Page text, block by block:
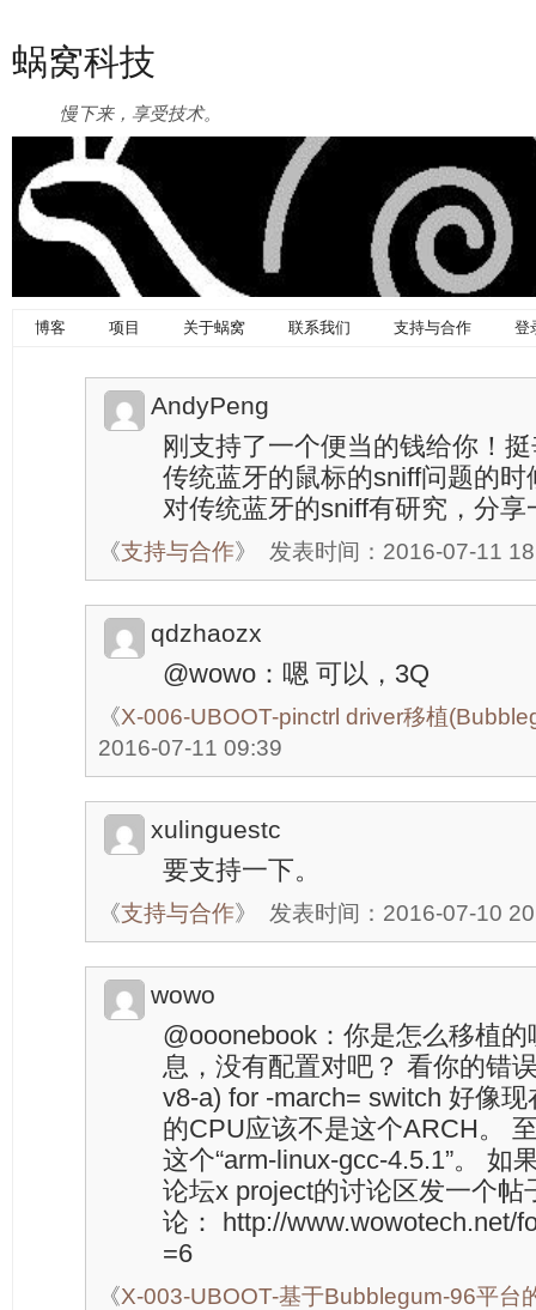
蜗窝科技
慢下来，享受技术。
博客 项目 关于蜗窝 联系我们 支持与合作 登
AndyPeng
刚支持了一个便当的钱给你！
传统蓝牙的鼠标的sniff问题的
对传统蓝牙的sniff有研究，分享
《支持与合作》 发表时间：2016-07-11
qdzhaozx
@wowo：嗯 可以，3Q
《X-006-UBOOT-pinctrl driver移植
2016-07-11 09:39
xulinguestc
要支持一下。
《支持与合作》 发表时间：2016-07-10
wowo
@ooonebook：你是怎么移植
息，没有配置对吧？ 看你的错
v8-a) for -march= switch 好像
的CPU应该不是这个ARCH。
这个“arm-linux-gcc-4.5.1”。 如
论坛x project的讨论区发一个帖
论： http://www.wowotech.net/
=6
《X-003-UBOOT-基于Bubblegum-96平台